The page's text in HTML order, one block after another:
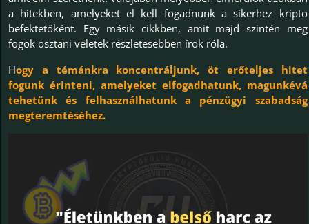
a hitekben, amelyeket el kell fogadnunk a sikerhez kripto
befektetőként. Egy másik cikkben, amit majd szintén meg
fogok osztani veletek részletesebben írok róla.
Hogy a témánkra koncentráljunk, öt erőteljes hitet
fogunk érinteni, amelyeket elfogadhatunk, magunkévá
tehetünk és felhasználhatunk a pénzügyi szabadság
megteremtéséhez.